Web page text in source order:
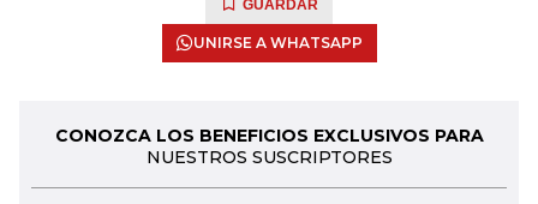
GUARDAR
UNIRSE A WHATSAPP
CONOZCA LOS BENEFICIOS EXCLUSIVOS PARA
NUESTROS SUSCRIPTORES